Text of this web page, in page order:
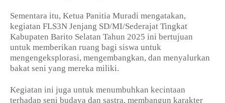
Sementara itu, Ketua Panitia Muradi mengatakan,
kegiatan FLS3N Jenjang SD/MI/Sederajat Tingkat
Kabupaten Barito Selatan Tahun 2025 ini bertujuan
untuk memberikan ruang bagi siswa untuk
mengengeksplorasi, mengembangkan, dan menyalurkan
bakat seni yang mereka miliki.
Kegiatan ini juga untuk menumbuhkan kecintaan
terhadap seni budaya dan sastra, membangun karakter